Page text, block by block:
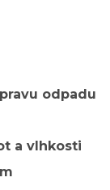
odpadu
a vlhkosti